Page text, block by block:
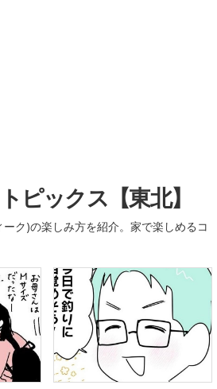
ピックス【東北】
ク)の楽しみ方を紹介。家で楽しめるコ